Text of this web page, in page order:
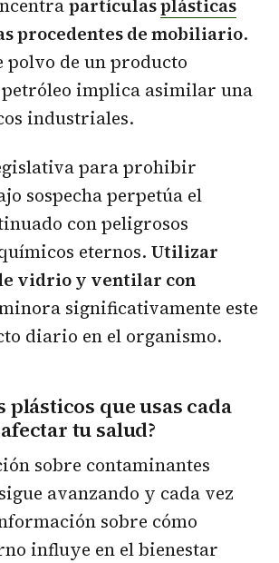
partículasplásticas
procedentes de mobiliario.
polvo de un producto
implica asimilar una
industriales.
para prohibir
sospecha perpetúa el
con peligrosos
eternos. Utilizar
vidrio y ventilar con
significativamente este
diario en el organismo.
plásticos que usas cada
tu salud?
sobre contaminantes
avanzando y cada vez
sobre cómo
influye en el bienestar